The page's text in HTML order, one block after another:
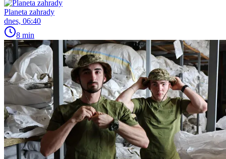
Planeta zahrady
dnes, 06:40
8 min